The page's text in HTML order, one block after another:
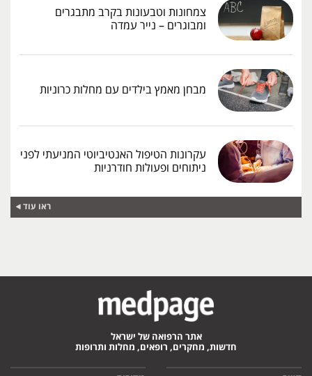
צמחונות וטבעונות בקרב מתבגרים
ומבוגרים – נייר עמדה
מבחן מאמץ בילדים עם מחלות כרוניות
עקרונות הטיפול האנטיביוטי המניעתי לפני
ניתוחים ופעולות חודרניות
ראו עוד
אתר הרפואה של ישראל
חדשות, מחקרים, רופאים, מחלות ותרופות